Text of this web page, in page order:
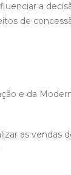
a
de
e da
as vendas